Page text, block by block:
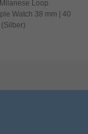
Milanese Loop
Watch 38 mm | 40
(Silber)